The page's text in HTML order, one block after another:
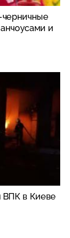
черничные
и
ВПК в Киеве